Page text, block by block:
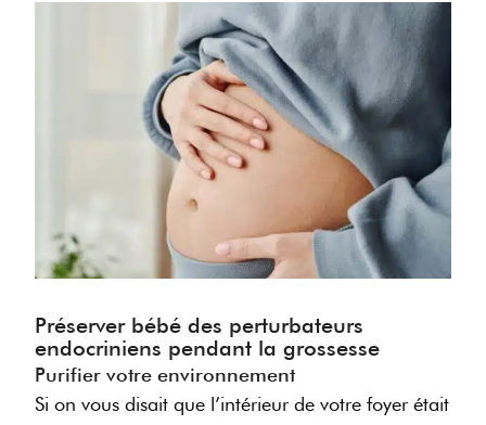
Préserver bébé des perturbateurs
endocriniens pendant la grossesse
Purifier votre environnement
Si on vous disait que l’intérieur de votre foyer était